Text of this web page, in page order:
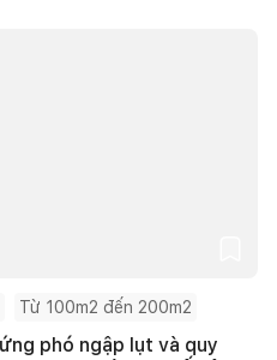
Từ 100m2 đến 200m2
phó ngập lụt và quy